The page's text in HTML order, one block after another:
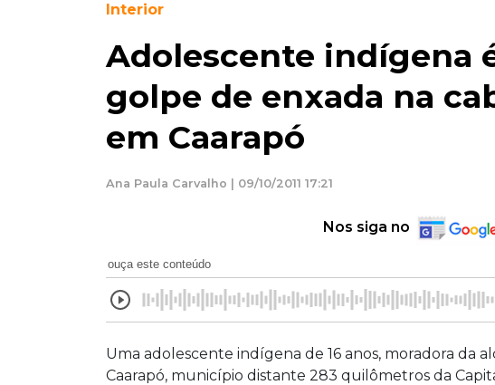
Interior
Adolescente indígena
golpe de enxada na
em Caarapó
Ana Paula Carvalho | 09/10/2011 17:21
Nos siga no
ouça este conteúdo
Uma adolescente indígena de 16 anos, moradora da
Caarapó, município distante 283 quilômetros da